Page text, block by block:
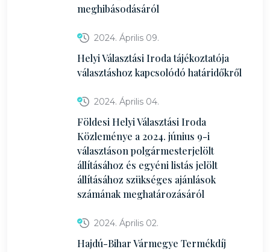
meghibásodásáról
2024. Április 09.
Helyi Választási Iroda tájékoztatója
választáshoz kapcsolódó határidőkről
2024. Április 04.
Földesi Helyi Választási Iroda
Közleménye a 2024. június 9-i
választáson polgármesterjelölt
állításához és egyéni listás jelölt
állításához szükséges ajánlások
számának meghatározásáról
2024. Április 02.
Hajdú-Bihar Vármegye Termékdíj